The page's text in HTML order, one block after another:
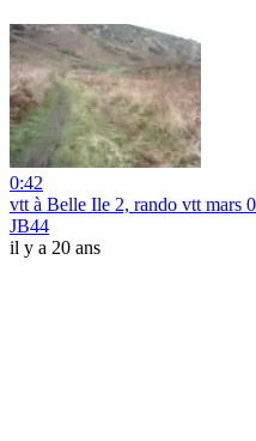
0:42
vtt à Belle Ile 2, rando vtt mars
JB44
il y a 20 ans